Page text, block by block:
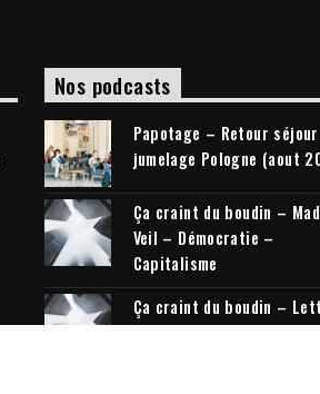
Nos podcasts
Papotage – Retour séjour
jumelage Pologne (aout
Ça craint du boudin –
Veil – Démocratie –
Capitalisme
Ça craint du boudin –
à mon cousin + Elections